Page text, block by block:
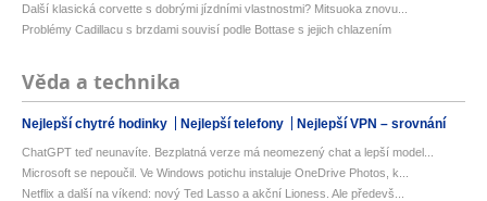
Další klasická corvette s dobrými jízdními vlastnostmi? Mitsuoka znovu...
Problémy Cadillacu s brzdami souvisí podle Bottase s jejich chlazením
Věda a technika
Nejlepší chytré hodinky Nejlepší telefony Nejlepší VPN – srovnání
ChatGPT teď neunavíte. Bezplatná verze má neomezený chat a lepší model...
Microsoft se nepoučil. Ve Windows potichu instaluje OneDrive Photos, k...
Netflix a další na víkend: nový Ted Lasso a akční Lioness. Ale předevš...